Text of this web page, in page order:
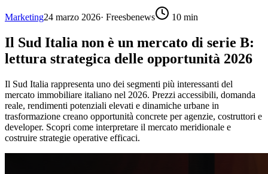
Marketing24 marzo 2026· Freesbenews 10 min
Il Sud Italia non è un mercato di serie B:
lettura strategica delle opportunità 2026
Il Sud Italia rappresenta uno dei segmenti più interessanti del
mercato immobiliare italiano nel 2026. Prezzi accessibili, domanda
reale, rendimenti potenziali elevati e dinamiche urbane in
trasformazione creano opportunità concrete per agenzie, costruttori e
developer. Scopri come interpretare il mercato meridionale e
costruire strategie operative efficaci.